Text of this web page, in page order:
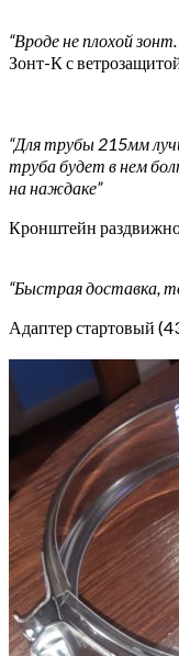
“Вроде не плохой
Зонт-К с
“Для трубы 215мм
труба будет в нем
на наждаке”
Кронштейн
“Быстрая доставка,
Адаптер стартовый